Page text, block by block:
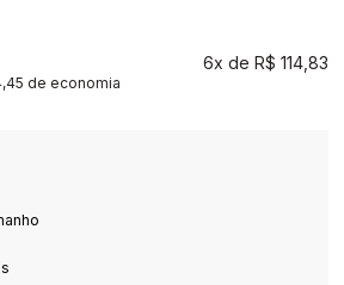
de economia
6x R$ 114,83